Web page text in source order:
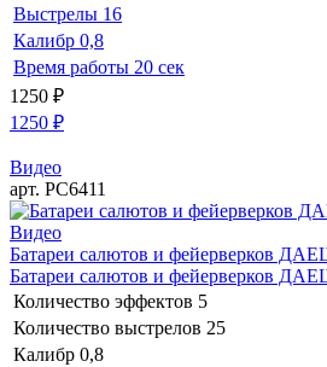
Выстрелы 16
Калибр 0,8
Время работы 20 сек
1250 ₽
1250 ₽
Видео
арт. РС6411
Видео
Батареи салютов и фейерверков
Батареи салютов и фейерверков
Количество эффектов 5
Количество выстрелов 25
Калибр 0,8